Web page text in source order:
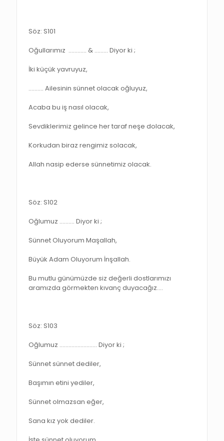
Söz: S101
Oğullarımız ………… & ..……. Diyor ki ;
İki küçük yavruyuz,
…..….. Ailesinin sünnet olacak oğluyuz,
Acaba bu iş nasıl olacak,
Sevdiklerimiz gelince her taraf neşe dolacak,
Korkudan biraz rengimiz solacak,
Allah nasip ederse sünnetimiz olacak.
Söz: S102
Oğlumuz ………. Diyor ki ;
Sünnet Oluyorum Maşallah,
Büyük Adam Oluyorum İnşallah.
Bu mutlu günümüzde siz değerli dostlarımızı
aramızda görmekten kıvanç duyacağız.…
Söz: S103
Oğlumuz ……………………. Diyor ki ;
Sünnet sünnet dediler,
Başımın etini yediler,
Sünnet olmazsan eğer,
Sana kız yok dediler.